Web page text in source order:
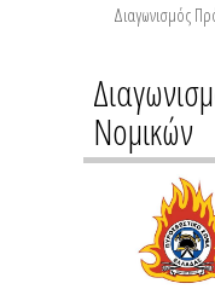
Διαγωνισμός
Νομικών